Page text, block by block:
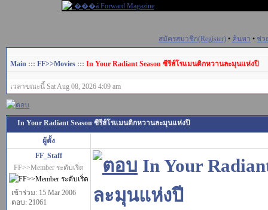
สมัครสมาชิก(Register) • ค้นหา • ช่ว
Main ::: FF>>Movies ::: In Your Radiant Season ซีรีส์โรแมนติกหวานละมุนแห่งปี
เวลาขณะนี้ Sat Aug 08, 2026 4:09 am
In Your Radiant Season ซีรีส์โรแมนติกหวานละมุนแห่งปี
ผู้ตั้ง
FF_Staff
FF>>Member ระดับเริ่ด
เข้าร่วม: 15 Mar 2006
ตอบ: 21061
In Your
ละมุนแห่งปี